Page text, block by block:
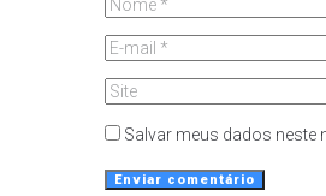
Salvar meus dados neste